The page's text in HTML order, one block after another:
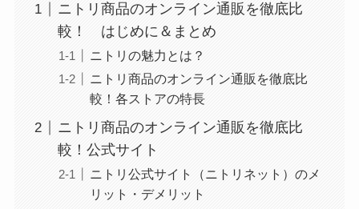
ニトリ商品のオンライン通販を徹底比
較！ はじめに＆まとめ
ニトリの魅力とは？
ニトリ商品のオンライン通販を徹底比
較！各ストアの特長
ニトリ商品のオンライン通販を徹底比
較！公式サイト
ニトリ公式サイト（ニトリネット）のメ
リット・デメリット